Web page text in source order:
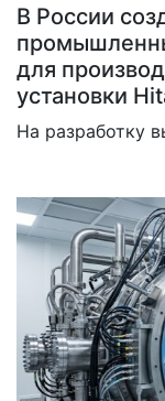
В России
для
установки
На разработку